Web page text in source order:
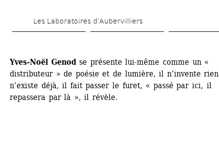
to
Les Laboratoires d’Aubervilliers
Yves-Noël Genodse présente lui-même comme un «
distributeur » de poésie et de lumière, il n’invente
n’existe déjà, il fait passer le furet, « passé par ici, il
repassera par là », il révèle.